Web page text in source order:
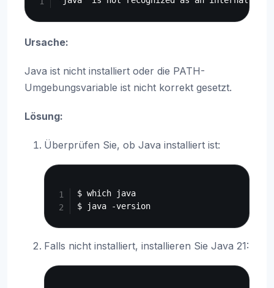
Ursache:
Java ist nicht installiert oder die PATH-
Umgebungsvariable ist nicht korrekt gesetzt.
Lösung:
Überprüfen Sie, ob Java installiert ist:
$ which java
Falls nicht installiert, installieren Sie Java 21: